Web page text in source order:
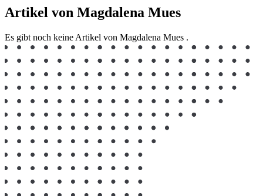
Artikel von Magdalena Mues
Es gibt noch keine Artikel von Magdalena Mues .